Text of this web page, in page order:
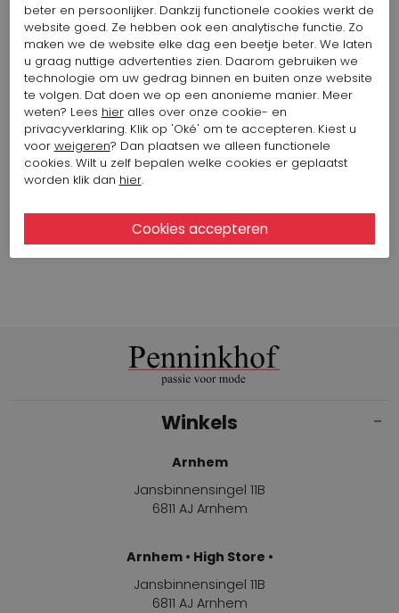
549,15 $ 274,57 $
ARCHE BALLERINA PANDORE LAIUS
Artikelnummer: 11689-50
Kleur: Rood
277,36 $
Bekijk alle looks van het merk HIGH
Winkels
Arnhem
Jansbinnensingel 11B
6811 AJ Arnhem
Arnhem • High Store •
Jansbinnensingel 11B
6811 AJ Arnhem
beter en persoonlijker. Dankzij functionele cookies werkt de
website goed. Ze hebben ook een analytische functie. Zo
maken we de website elke dag een beetje beter. We laten
u graag nuttige advertenties zien. Daarom gebruiken we
technologie om uw gedrag binnen en buiten onze website
te volgen. Dat doen we op een anonieme manier. Meer
weten? Lees hieralles over onze cookie- en
privacyverklaring. Klik op 'Oké' om te accepteren. Kiest u
voor weigeren? Dan plaatsen we alleen functionele
cookies. Wilt u zelf bepalen welke cookies er geplaatst
worden klik dan hier.